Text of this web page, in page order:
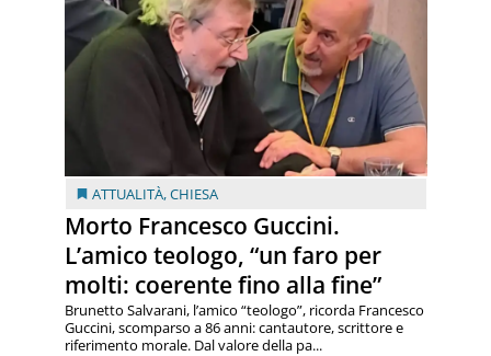
ATTUALITÀ,CHIESA
Morto Francesco Guccini.
L’amico teologo, “un faro per
molti: coerente fino alla fine”
Brunetto Salvarani, l’amico “teologo”, ricorda Francesco
Guccini, scomparso a 86 anni: cantautore, scrittore e
riferimento morale. Dal valore della pa...